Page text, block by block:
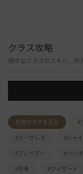
クラス攻略
様々なクラスのスキル、外
全体のタグを見る #
#ソーサレス
#ジャ
#ブレイダー
#ツバキ
#忍者
#ウィザード